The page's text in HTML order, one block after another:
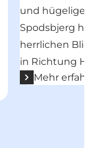
und
Spodsbjerg
herrlichen
in Richtung
Mehr